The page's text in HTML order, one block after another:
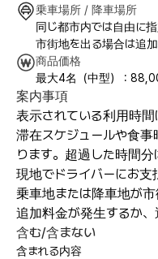
乗車場所 / 降車場所
同じ都市内では自由に指
市街地を出る場合は追
商品価格
最大4名（中型） :
案内事項
表示されている利用時間
滞在スケジュールや食
ります。超過した時間分
現地でドライバーにお支
乗車地または降車地が市
追加料金が発生するか、
含む/含まない
含まれる内容